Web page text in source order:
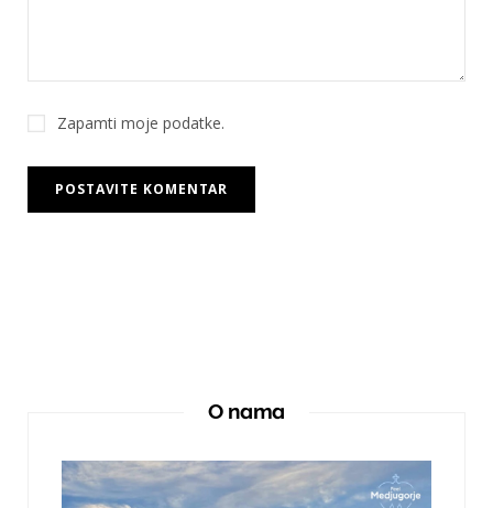
Zapamti moje podatke.
O nama